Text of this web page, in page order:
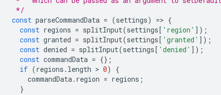
*/
const parseCommandData = (settings) => {
const regions = splitInput(settings[ 'region' ]);
const granted = splitInput(settings[ 'granted' ]);
const denied = splitInput(settings[ 'denied' ]);
const commandData = {};
if (regions . length > 0)
{
commandData. region = regions ;
}